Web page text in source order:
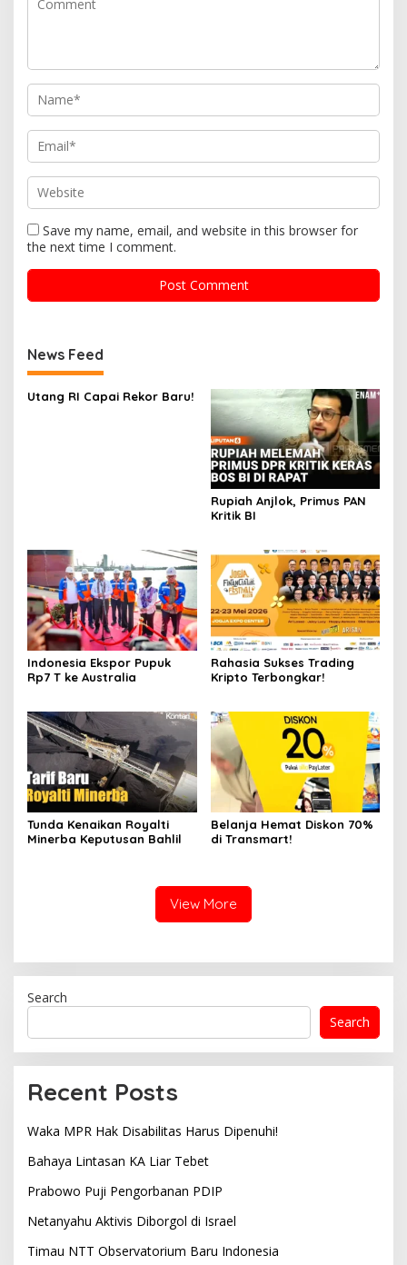
Save my name, email, and website in this browser for
the next time I comment.
News Feed
Utang RI Capai Rekor Baru!
Rupiah Anjlok, Primus PAN
Kritik BI
Indonesia Ekspor Pupuk
Rp7 T ke Australia
Rahasia Sukses Trading
Kripto Terbongkar!
Tunda Kenaikan Royalti
Minerba Keputusan Bahlil
Belanja Hemat Diskon 70%
di Transmart!
View More
Search
Search
Recent Posts
Waka MPR Hak Disabilitas Harus Dipenuhi!
Bahaya Lintasan KA Liar Tebet
Prabowo Puji Pengorbanan PDIP
Netanyahu Aktivis Diborgol di Israel
Timau NTT Observatorium Baru Indonesia